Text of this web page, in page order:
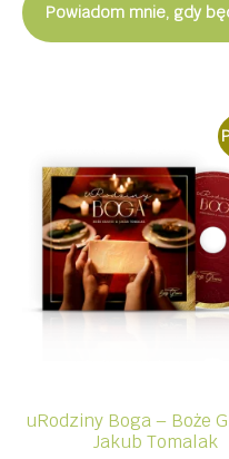
Powiadom mnie, gdy
uRodziny Boga – Boże
Jakub Tomalak